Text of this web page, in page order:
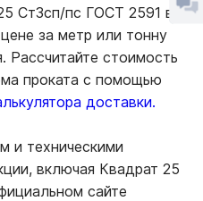
Ст3сп/пс ГОСТ 2591 в
за метр или тонну
Рассчитайте стоимость
проката с помощью
доставки.
и техническими
включая Квадрат 25
сайте